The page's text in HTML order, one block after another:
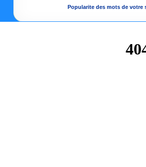
Popularite des mots de votre